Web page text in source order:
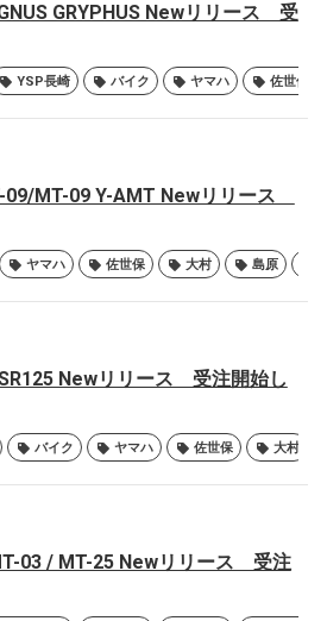
GRYPHUS Newリリース 受
YSP長崎 バイク ヤマハ 佐世保
09/MT-09 Y-AMT Newリリース
ヤマハ 佐世保 大村 島原
Newリリース 受注開始し
バイク ヤマハ 佐世保 大村
03 / MT-25 Newリリース 受注